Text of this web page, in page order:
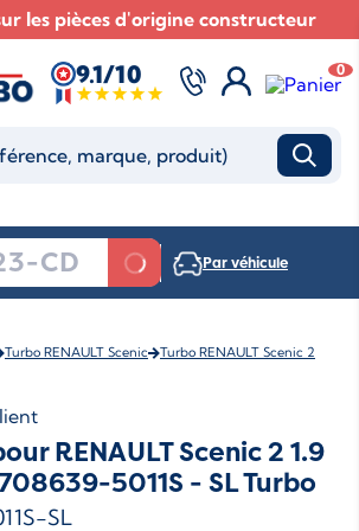
les pièces d'origine constructeur
9.1/10 0
Par véhicule
Turbo RENAULT Scenic Turbo RENAULT Scenic 2
RENAULT Scenic 2 1.9
5011S - SL Turbo
SL